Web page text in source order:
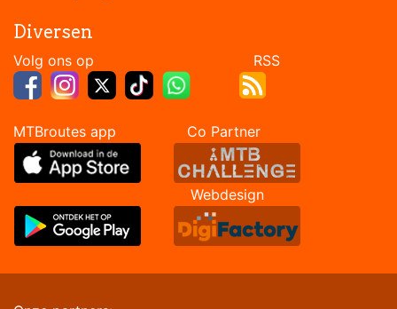
Diversen
Volg ons op RSS
MTBroutes app Co Partner
Webdesign